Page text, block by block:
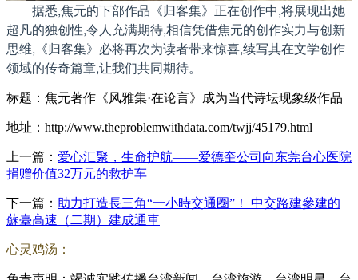
据悉,焦元的下部作品《归客集》正在创作中,将展现出她
超凡的独创性,令人充满期待,相信凭借焦元的创作实力与创新
思维,《归客集》必将再次为读者带来惊喜,续写其在文学创作
领域的传奇篇章,让我们共同期待。
标题：焦元著作《风雅集·在论言》成为当代诗坛现象级作品
地址：http://www.theproblemwithdata.com/twjj/45179.html
上一篇： 爱心汇聚，生命护航——爱德奎公司向东莞台心医院
捐赠价值32万元的救护车
下一篇： 助力打造長三角“一小時交通圈”！ 中交路建參建的
蘇臺高速（二期）建成通車
心灵鸡汤：